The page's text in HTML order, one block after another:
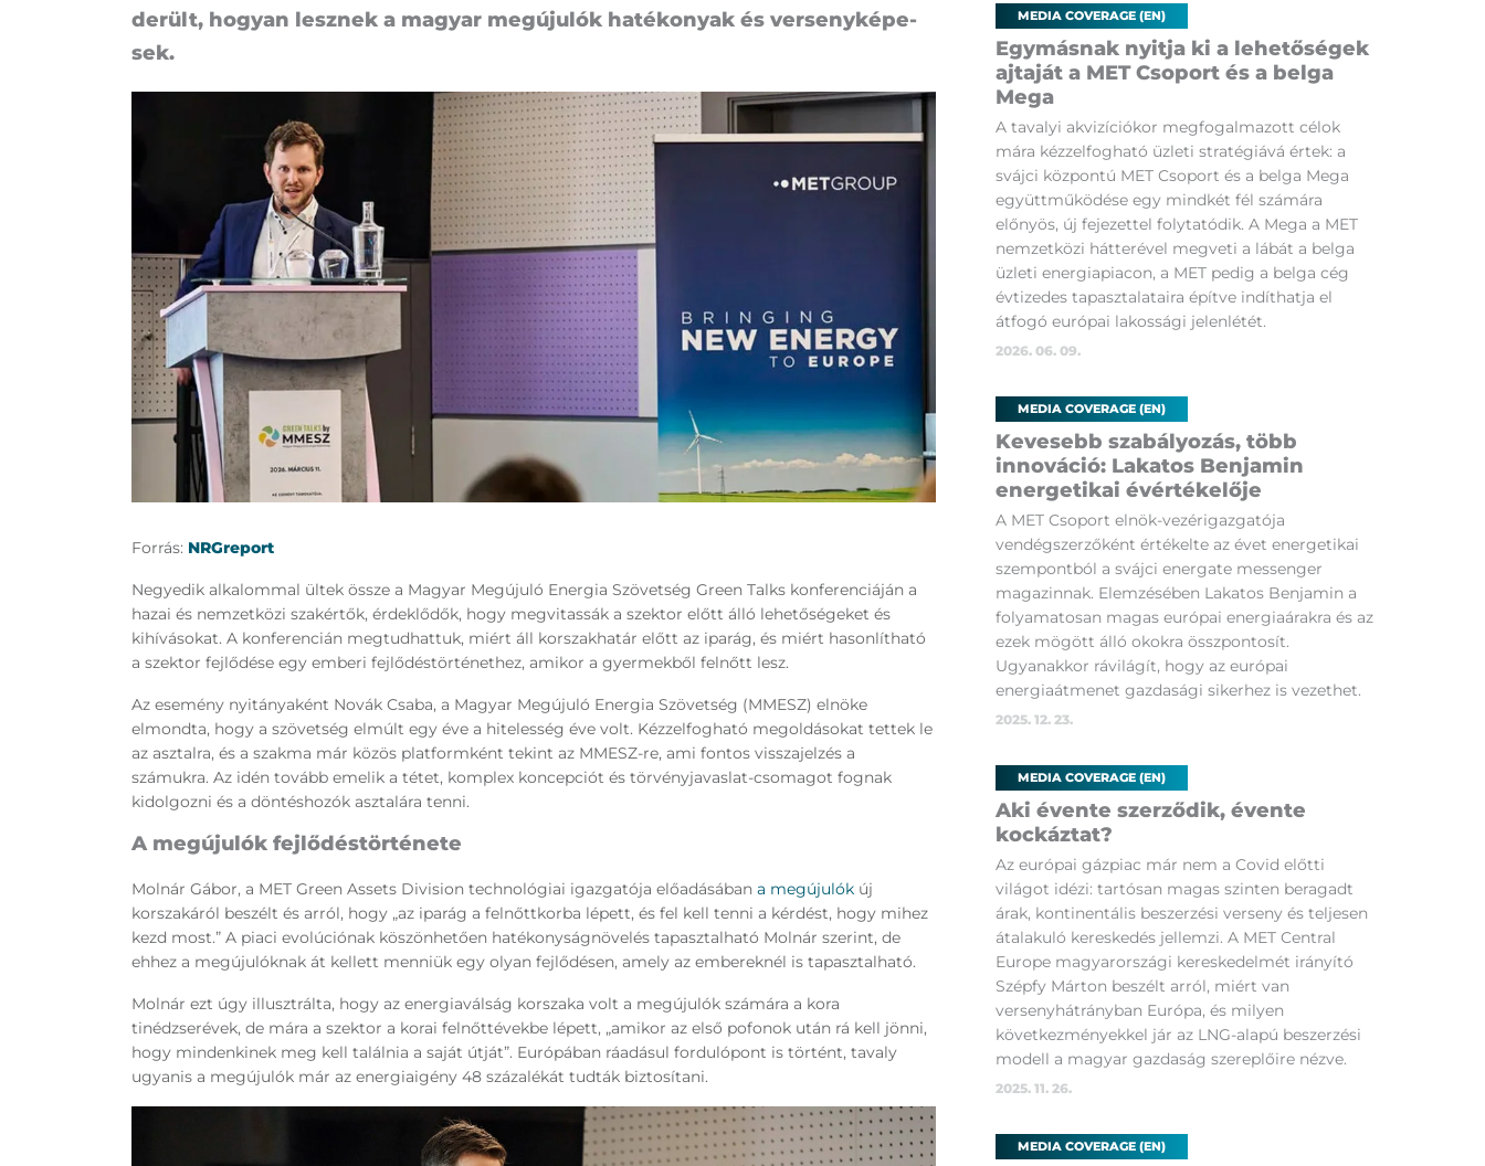
de­rült, ho­gyan lesz­nek a ma­gyar meg­úju­lók ha­té­ko­nyak és ver­seny­ké­pe­
sek.
Forrás: NRGreport
Negyedik alkalommal ültek össze a Magyar Megújuló Energia Szövetség Green Talks konferenciáján a
hazai és nemzetközi szakértők, érdeklődők, hogy megvitassák a szektor előtt álló lehetőségeket és
kihívásokat. A konferencián megtudhattuk, miért áll korszakhatár előtt az iparág, és miért hasonlítható
a szektor fejlődése egy emberi fejlődéstörténethez, amikor a gyermekből felnőtt lesz.
Az esemény nyitányaként Novák Csaba, a Magyar Megújuló Energia Szövetség (MMESZ) elnöke
elmondta, hogy a szövetség elmúlt egy éve a hitelesség éve volt. Kézzelfogható megoldásokat tettek le
az asztalra, és a szakma már közös platformként tekint az MMESZ-re, ami fontos visszajelzés a
számukra. Az idén tovább emelik a tétet, komplex koncepciót és törvényjavaslat-csomagot fognak
kidolgozni és a döntéshozók asztalára tenni.
A megújulók fejlődéstörténete
Molnár Gábor, a MET Green Assets Division technológiai igazgatója előadásábana megújulók új
korszakáról beszélt és arról, hogy „az iparág a felnőttkorba lépett, és fel kell tenni a kérdést, hogy mihez
kezd most.” A piaci evolúciónak köszönhetően hatékonyságnövelés tapasztalható Molnár szerint, de
ehhez a megújulóknak át kellett menniük egy olyan fejlődésen, amely az embereknél is tapasztalható.
Molnár ezt úgy illusztrálta, hogy az energiaválság korszaka volt a megújulók számára a kora
tinédzserévek, de mára a szektor a korai felnőttévekbe lépett, „amikor az első pofonok után rá kell jönni,
hogy mindenkinek meg kell találnia a saját útját”. Európában ráadásul fordulópont is történt, tavaly
ugyanis a megújulók már az energiaigény 48 százalékát tudták biztosítani.
MEDIA COVERAGE (EN)
Egymásnak nyitja ki a lehetőségek
ajtaját a MET Csoport és a belga
Mega
A tavalyi akvizíciókor megfogalmazott célok
mára kézzelfogható üzleti stratégiává értek: a
svájci központú MET Csoport és a belga Mega
együttműködése egy mindkét fél számára
előnyös, új fejezettel folytatódik. A Mega a MET
nemzetközi hátterével megveti a lábát a belga
üzleti energiapiacon, a MET pedig a belga cég
évtizedes tapasztalataira építve indíthatja el
átfogó európai lakossági jelenlétét.
2026. 06. 09.
MEDIA COVERAGE (EN)
Kevesebb szabályozás, több
innováció: Lakatos Benjamin
energetikai évértékelője
A MET Csoport elnök-vezérigazgatója
vendégszerzőként értékelte az évet energetikai
szempontból a svájci energate messenger
magazinnak. Elemzésében Lakatos Benjamin a
folyamatosan magas európai energiaárakra és az
ezek mögött álló okokra összpontosít.
Ugyanakkor rávilágít, hogy az európai
energiaátmenet gazdasági sikerhez is vezethet.
2025. 12. 23.
MEDIA COVERAGE (EN)
Aki évente szerződik, évente
kockáztat?
Az európai gázpiac már nem a Covid előtti
világot idézi: tartósan magas szinten beragadt
árak, kontinentális beszerzési verseny és teljesen
átalakuló kereskedés jellemzi. A MET Central
Europe magyarországi kereskedelmét irányító
Szépfy Márton beszélt arról, miért van
versenyhátrányban Európa, és milyen
következményekkel jár az LNG-alapú beszerzési
modell a magyar gazdaság szereplőire nézve.
2025. 11. 26.
MEDIA COVERAGE (EN)